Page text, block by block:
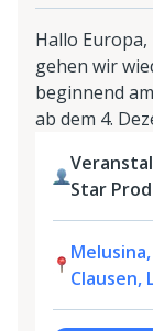
Hallo
gehen wir
beginnend
ab dem 4.
Star
Clausen,